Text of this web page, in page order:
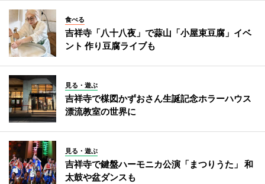
食べる
吉祥寺「八十八夜」で蒜山「小屋束豆腐」イベ
ント 作り豆腐ライブも
見る・遊ぶ
吉祥寺で楳図かずおさん生誕記念ホラーハウス
漂流教室の世界に
見る・遊ぶ
吉祥寺で鍵盤ハーモニカ公演「まつりうた」 和
太鼓や盆ダンスも